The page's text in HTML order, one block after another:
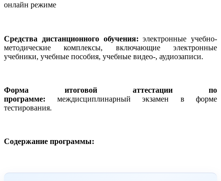
онлайн режиме
Средства дистанционного обучения: электронные учебно-
методические комплексы, включающие электронные
учебники, учебные пособия, учебные видео-, аудиозаписи.
Форма итоговой аттестации по
программе: междисциплинарный экзамен в форме
тестирования.
Содержание программы: